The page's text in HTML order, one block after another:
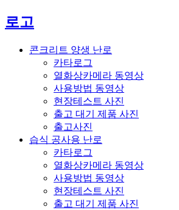
로고
콘크리트 양생 난로
카타로그
열화상카메라 동영상
사용방법 동영상
현장테스트 사진
출고 대기 제품 사진
출고사진
습식 공사용 난로
카타로그
열화상카메라 동영상
사용방법 동영상
현장테스트 사진
출고 대기 제품 사진